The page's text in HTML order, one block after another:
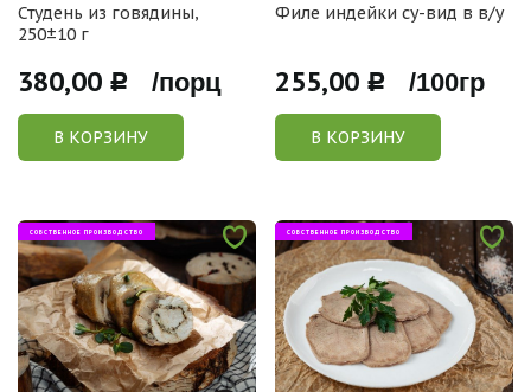
Студень из говядины,
250±10 г
380,00 Р /порц
В КОРЗИНУ
Филе индейки су-вид в в/у
255,00 Р /100гр
В КОРЗИНУ
СОБСТВЕННОЕ ПРОИЗВОДСТВО СОБСТВЕННОЕ ПРОИЗВОДСТВО